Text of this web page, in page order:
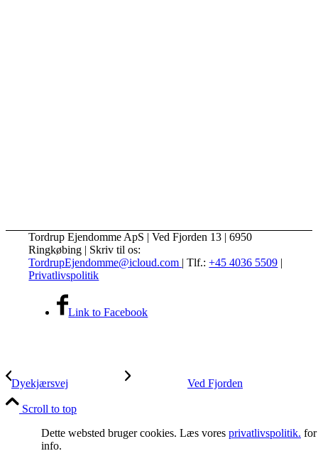
Tordrup Ejendomme ApS | Ved Fjorden 13 | 6950
Ringkøbing | Skriv til os:
TordrupEjendomme@icloud.com | Tlf.:+45 4036 5509 |
Privatlivspolitik
Link to Facebook
Dyekjærsvej Ved Fjorden
Scroll to top
Dette websted bruger cookies. Læs vores privatlivspolitik. for
info.